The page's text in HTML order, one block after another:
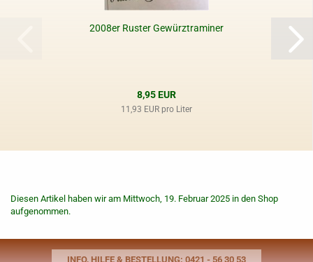
2008er Ruster Gewürztraminer
8,95 EUR
11,93 EUR pro Liter
Diesen Artikel haben wir am Mittwoch, 19. Februar 2025 in den Shop
aufgenommen.
INFO, HILFE & BESTELLUNG: 0421 - 56 30 53